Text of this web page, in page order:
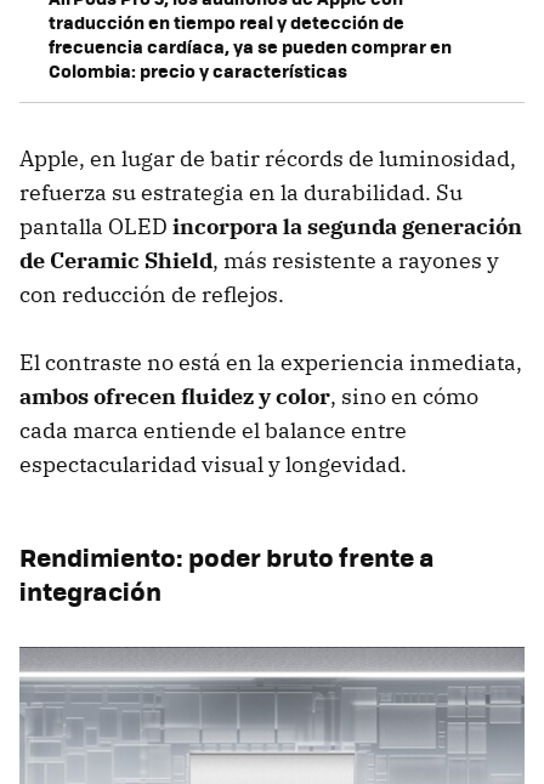
traducción en tiempo real y detección de
frecuencia cardíaca, ya se pueden comprar en
Colombia: precio y características
Apple, en lugar de batir récords de luminosidad,
refuerza su estrategia en la durabilidad. Su
pantalla OLED incorpora la segunda generación
de Ceramic Shield, más resistente a rayones y
con reducción de reflejos.
El contraste no está en la experiencia inmediata,
ambos ofrecen fluidez y color, sino en cómo
cada marca entiende el balance entre
espectacularidad visual y longevidad.
Rendimiento: poder bruto frente a
integración